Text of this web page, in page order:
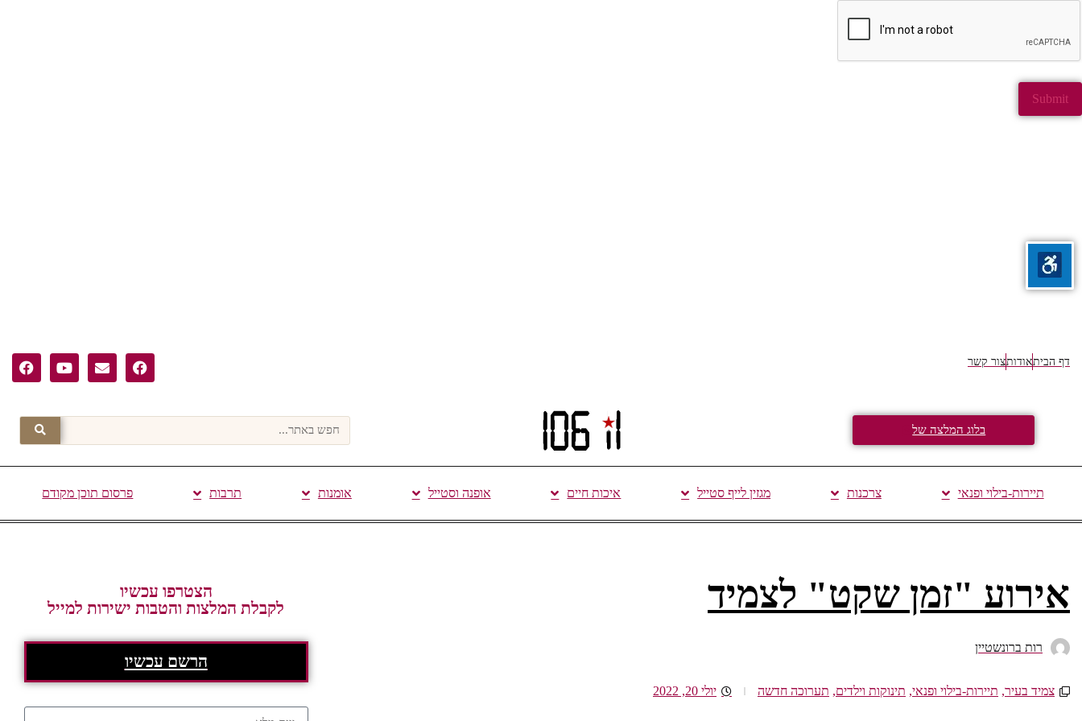
דף הביתאודותצור קשר
בלוג המלצה של
תיירות-בילוי ופנאי צרכנות מגזין לייף סטייל איכות חיים אופנה וסטייל אומנות תרבות פרסום תוכן מקודם
אירוע "זמן שקט" לצמיד
רות ברונשטיין
צמיד בעיר, תיירות-בילוי ופנאי, תינוקות וילדים, תערוכה חדשה יולי 20, 2022
הצטרפו עכשיו
לקבלת המלצות והטבות ישירות למייל
הרשם עכשיו